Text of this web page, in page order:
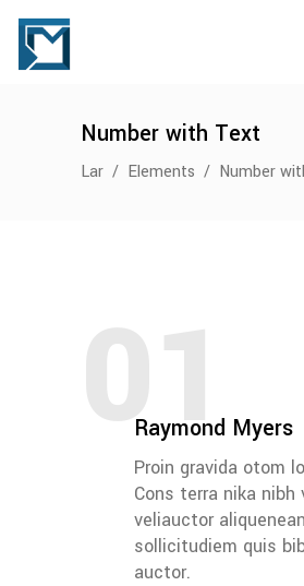
Number with Text
Lar / Elements / Number
01
Raymond Myers
Proin gravida otom
Cons terra nika nibh
veliauctor aliquenean
sollicitudiem quis
auctor.